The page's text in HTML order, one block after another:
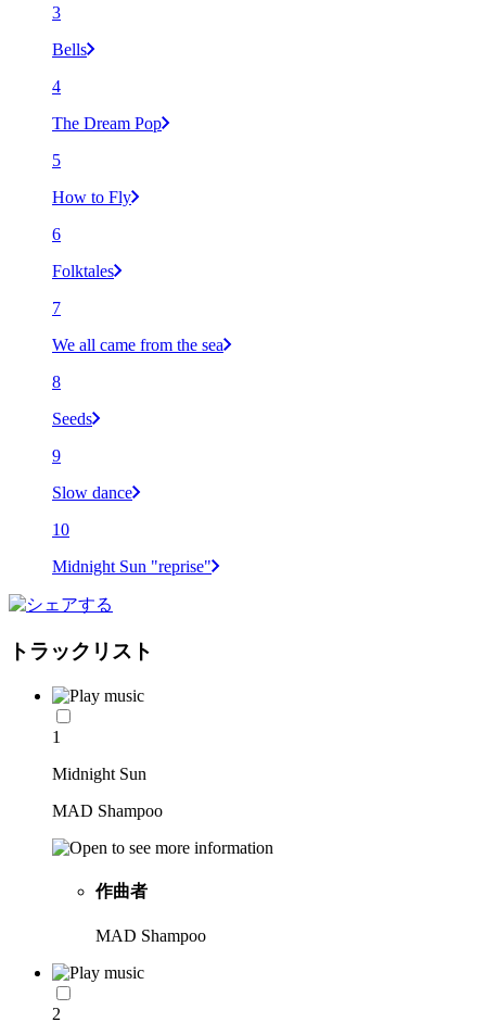
3
Bells
4
The Dream Pop
5
How to Fly
6
Folktales
7
We all came from the sea
8
Seeds
9
Slow dance
10
Midnight Sun "reprise"
トラックリスト
1
Midnight Sun
MAD Shampoo
作曲者
MAD Shampoo
2